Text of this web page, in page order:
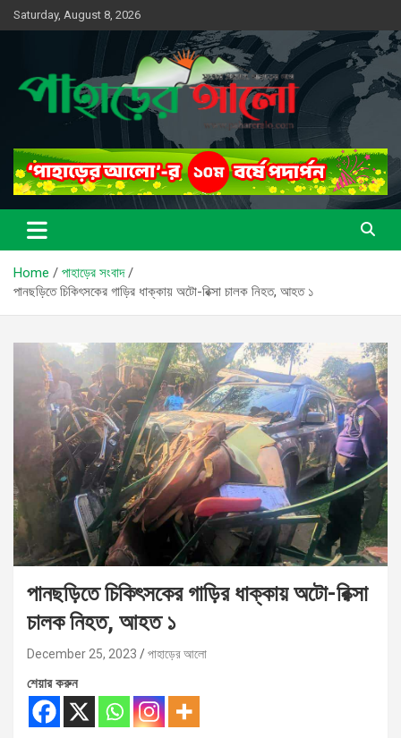
Skip
to
Saturday, August 8, 2026
পাহাড়ের আলো
সত্যের সন্ধানে, পাহাড়ের পথে
Home
পাহাড়ের সংবাদ
পানছড়িতে চিকিৎসকের গাড়ির ধাক্কায় অটো-রিক্সা চালক নিহত, আহত ১
পানছড়িতে চিকিৎসকের গাড়ির ধাক্কায় অটো-রিক্সা
চালক নিহত, আহত ১
December 25, 2023 পাহাড়ের আলো
শেয়ার করুন